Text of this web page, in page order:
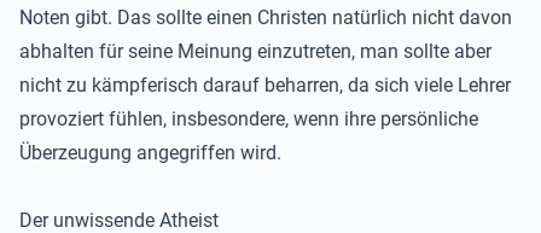
Noten gibt. Das sollte einen Christen natürlich nicht davon
abhalten für seine Meinung einzutreten, man sollte aber
nicht zu kämpferisch darauf beharren, da sich viele Lehrer
provoziert fühlen, insbesondere, wenn ihre persönliche
Überzeugung angegriffen wird.
Der unwissende Atheist